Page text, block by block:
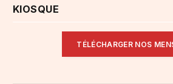
KIOSQUE
TÉLÉCHARGER NOS